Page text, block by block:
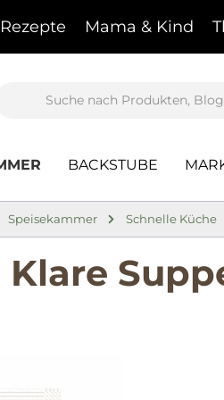
Rezepte Mama & Kind
BACKSTUBE
Speisekammer Schnelle Küche